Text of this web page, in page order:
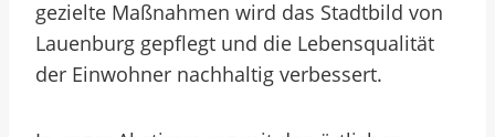
gezielte Maßnahmen wird das Stadtbild von
Lauenburg gepflegt und die Lebensqualität
der Einwohner nachhaltig verbessert.